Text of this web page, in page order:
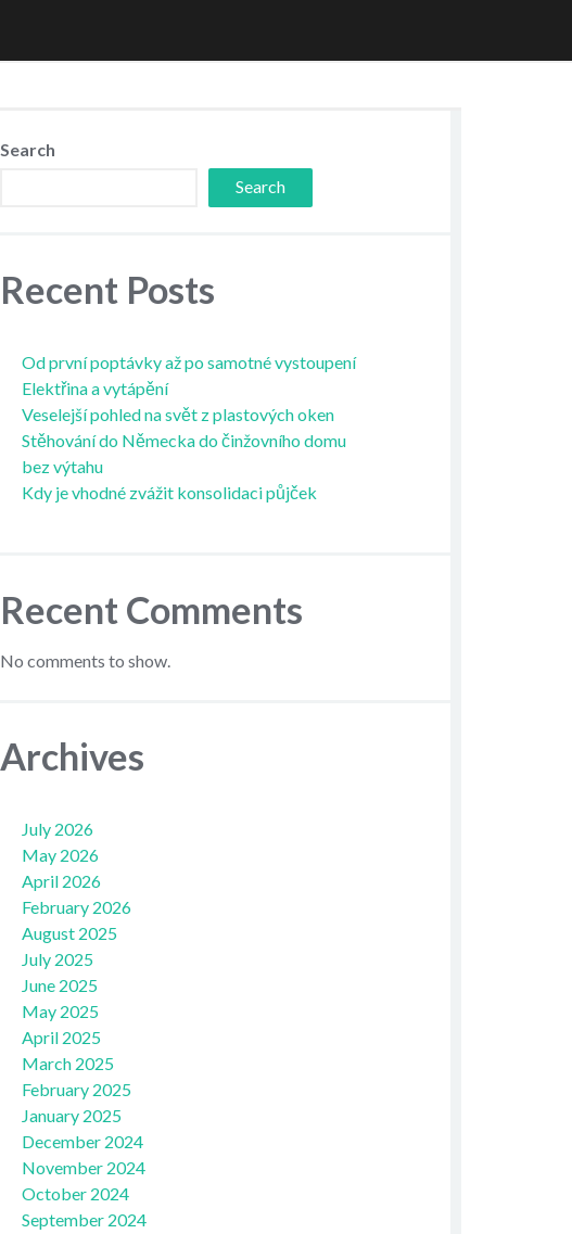
Search
Search
Recent Posts
Od první poptávky až po samotné vystoupení
Elektřina a vytápění
Veselejší pohled na svět z plastových oken
Stěhování do Německa do činžovního domu
bez výtahu
Kdy je vhodné zvážit konsolidaci půjček
Recent Comments
No comments to show.
Archives
July 2026
May 2026
April 2026
February 2026
August 2025
July 2025
June 2025
May 2025
April 2025
March 2025
February 2025
January 2025
December 2024
November 2024
October 2024
September 2024